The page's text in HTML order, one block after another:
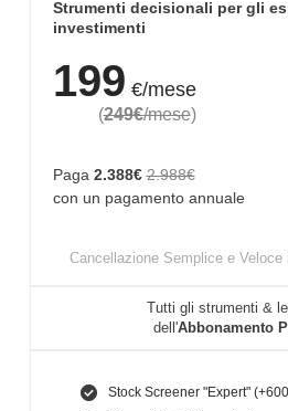
Strumenti decisionali per gli
investimenti
199 €/mese
(249€/mese)
Paga 2.388€ 2.988€
con un pagamento annuale
Cancellazione Semplice e
Tutti gli strumenti &
dell'Abbonamento
Stock Screener "Expert"